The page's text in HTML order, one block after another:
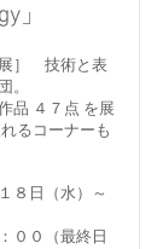
」
展］ 技術と表
。
品 ４７点 を展
るコーナーも
８日（水）～
０（最終日